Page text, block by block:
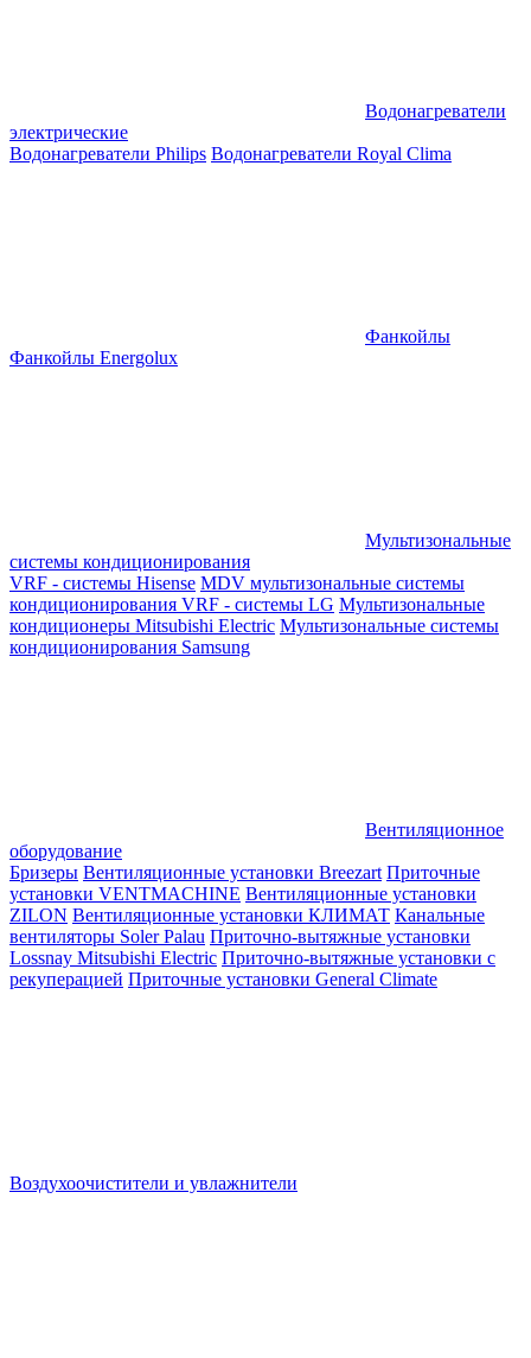
Водонагреватели
электрические
Водонагреватели Philips Водонагреватели Royal Clima
Фанкойлы
Фанкойлы Energolux
Мультизональные
системы кондиционирования
VRF - системы Hisense MDV мультизональные системы
кондиционирования VRF - системы LG Мультизональные
кондиционеры Mitsubishi Electric Мультизональные системы
кондиционирования Samsung
Вентиляционное
оборудование
Бризеры Вентиляционные установки Breezart Приточные
установки VENTMACHINE Вентиляционные установки
ZILON Вентиляционные установки КЛИМАТ Канальные
вентиляторы Soler Palau Приточно-вытяжные установки
Lossnay Mitsubishi Electric Приточно-вытяжные установки с
рекуперацией Приточные установки General Climate
Воздухоочистители и увлажнители